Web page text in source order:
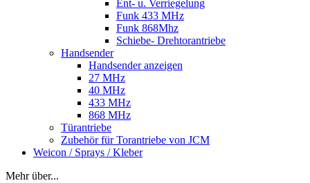
Ent- u. Verriegelung
Funk 433 MHz
Funk 868Mhz
Schiebe- Drehtorantriebe
Handsender
Handsender anzeigen
27 MHz
40 MHz
433 MHz
868 MHz
Türantriebe
Zubehör für Torantriebe von JCM
Weicon / Sprays / Kleber
Mehr über...